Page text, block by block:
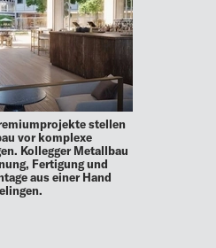
stellen
vor komplexe
Kollegger Metallbau
Fertigung und
aus einer Hand